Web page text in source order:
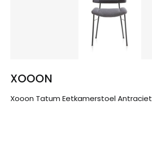
XOOON
Xooon Tatum Eetkamerstoel Antraciet